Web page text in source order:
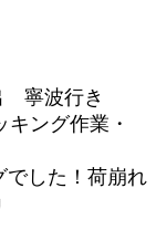
寧波行き
キング作業・
でした！荷崩れ